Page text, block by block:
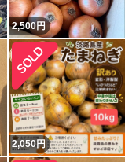
2,500円
2,050円